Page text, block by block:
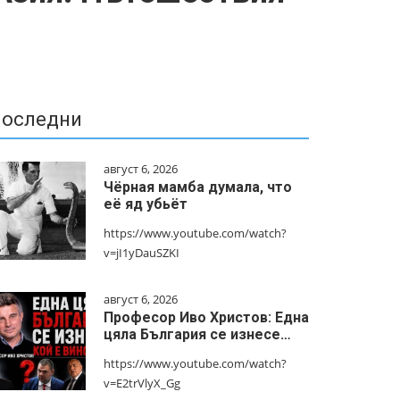
август 6, 2026
Чёрная мамба думала, что
её яд убьёт
https://www.youtube.com/watch?
v=jI1yDauSZKI
август 6, 2026
Професор Иво Христов: Една
цяла България се изнесе…
https://www.youtube.com/watch?
v=E2trVlyX_Gg